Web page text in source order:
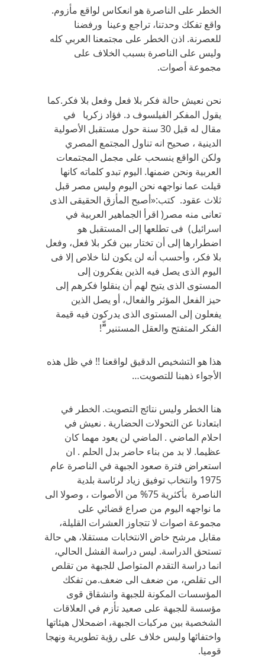
الخطر على الناصرة هو انعكاس لواقع مأزوم.
واقع تفكك وحدتنا، تراجع وعينا ورفضنا
للعصرنة. اذن الخطر على مجتمعنا العربي كله
وليس على الناصرة بسبب الخلاف على
مجموعة أصوات.
نحن نعيش حالة فكر بلا فعل وفعل بلا فكر.كما
يقول المفكر الفيلسوف د. فؤاد زكريا في
مقال له قبل 30 سنة حول مستقبل الأصولية
الدينية ، صحيح انه تناول المجتمع المصري
ولكن الواقع ينسحب على مجمل المجتمعات
العربية ونحن ضمنها. اليوم تبدو كلماته كانها
قيلت عما نواجهه نحن اليوم وليس مصر قبل
ثلاث عقود. كتب:«أصبح المأزق الحقيقى الذى
تعانى منه مصر( اقرأ الجماهير العربية في
اسرائيل) فى تطلعها إلى المستقبل هو
اضطرارها إلى أن تختار بين فكر بلا فعل، وفعل
بلا فكر، وأحسب أنه لن يكون لنا خلاص إلا فى
اليوم الذى يصل فيه الذين يفكرون إلى
المستوى الذى يتيح لهم أن ينقلوا فكرهم إلى
حيز الفعل المؤثر والفعال، أو يصل الذين
يفعلون إلى المستوى الذى يدركون فيه قيمة
الفكر المتفتح والعقل المستنير”ّّ!
هذا هو التشخيص الدقيق لواقعنا !! في ظل هذه
الأجواء ذهبنا للتصويت…
هنا الخطر وليس نتائج التصويت. الخطر في
ابتعادنا عن التحولات الحضارية . نعيش في
احلام الماضي . الماضي لن يعود مهما كان
عظيما. لا بد من بناء حاضر بدل الحلم . ان
استعراض فترة صعود الجبهة في الناصرة عام
1975 وانتخاب توفيق زياد لرئاسة بلدية
الناصرة بأكثرية 75% من الأصوات ، وصولا الى
ما نواجهه اليوم من صراع قضائي على
مجموعة اصوات لا تتجاوز العشرات القليلة،
مقابل مرشح خاض الانتخابات مستقلا، هي حالة
تستحق الدراسة. ليس دراسة الفشل الحالي،
انما دراسة التقدم المتواصل للجبهة من تقلص
الى تقلص، من ضعف الى ضعف.من تفكك
المؤسسات المكونة للجبهة وانشقاق قوى
مؤسسة للجبهة على صعيد تأزم في العلاقات
الشخصية بين مركبات الجبهة، اضمحلال هيئاتها
واختفائها وليس خلاف على رؤية تطويرية ونهجا
قوميا.